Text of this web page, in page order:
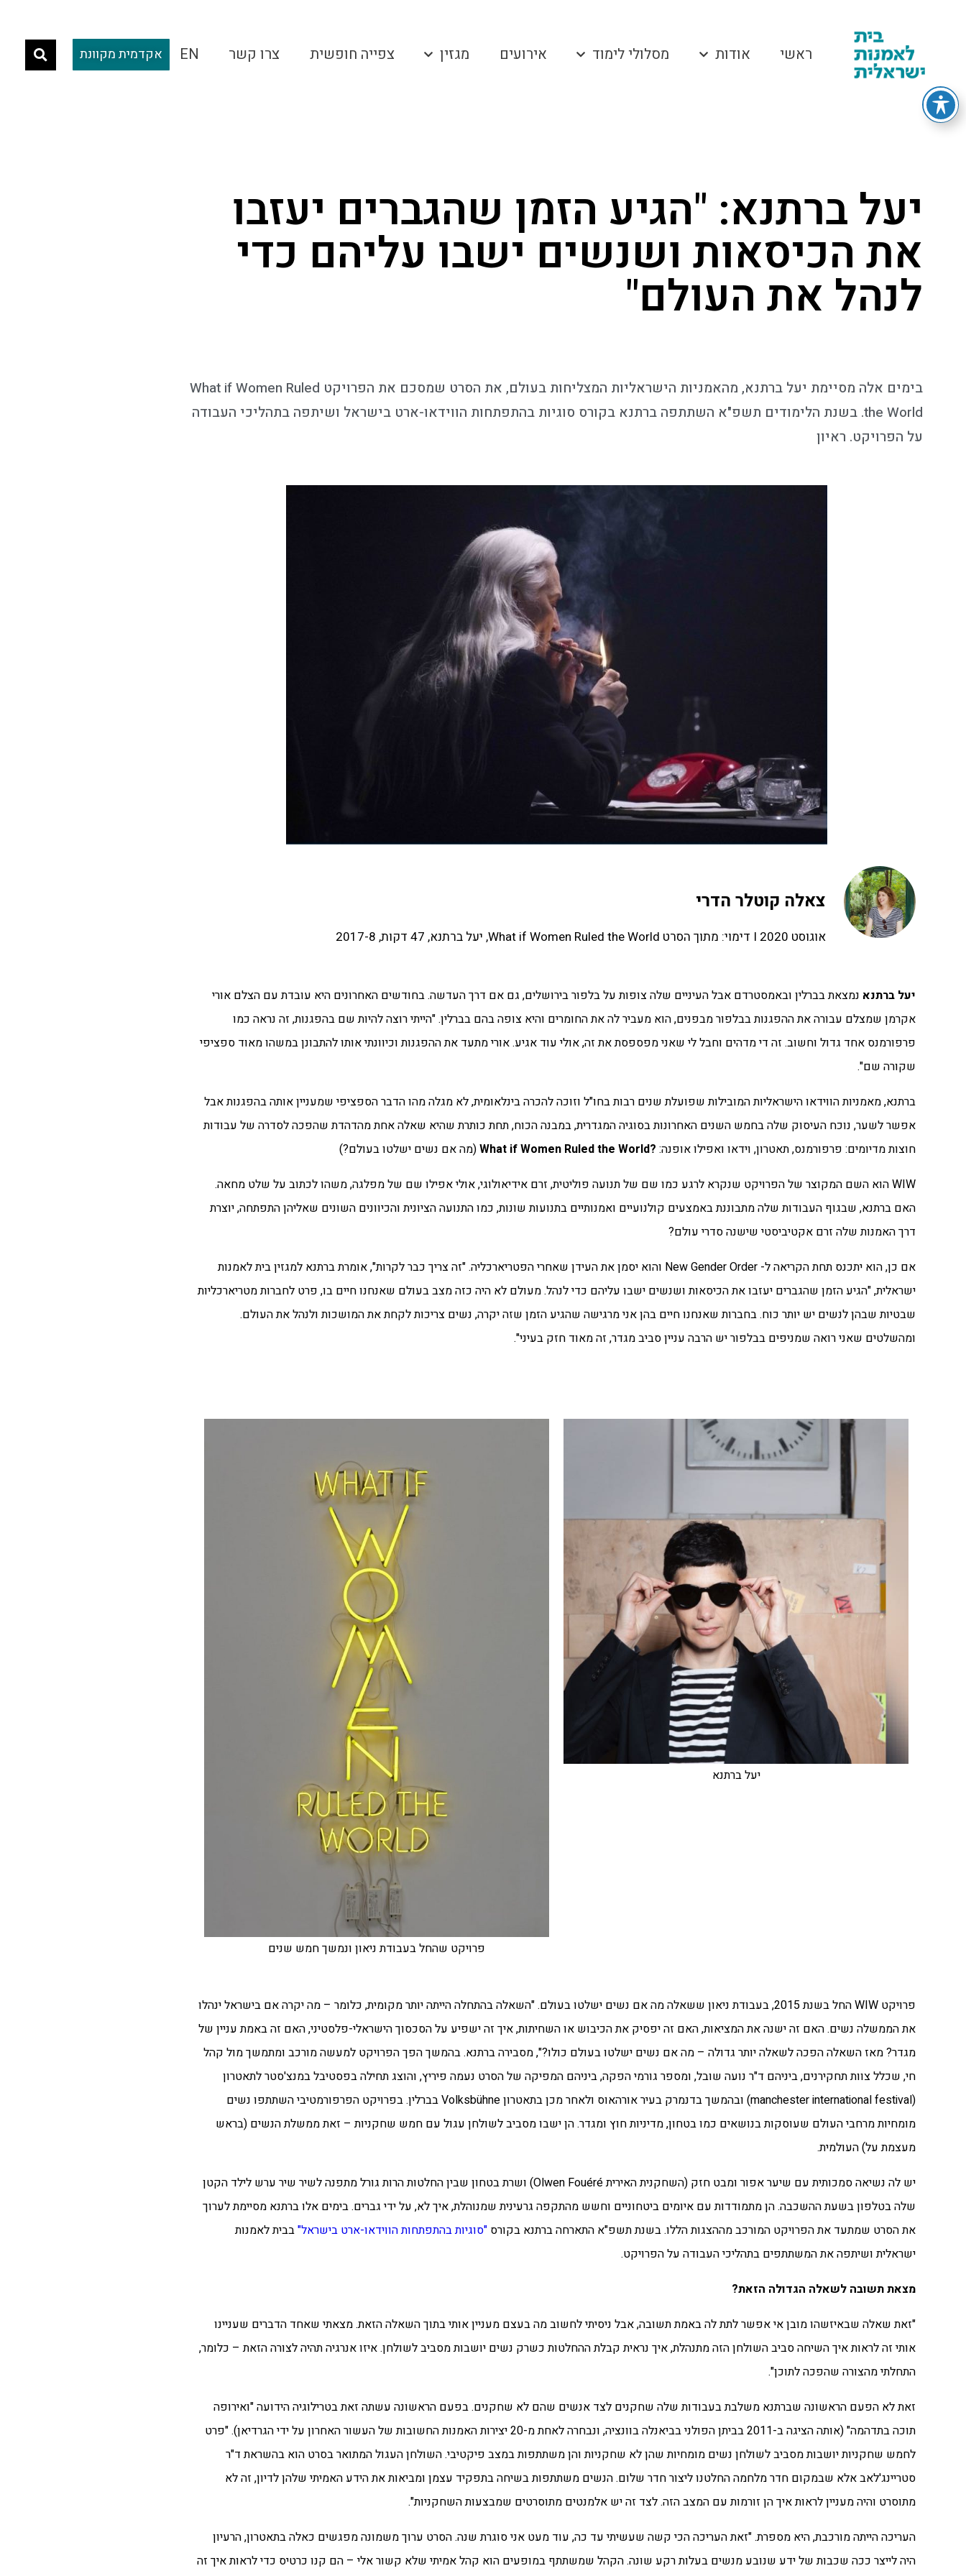
ראשי אודות מסלולי לימוד אירועים מגזין צפייה חופשית צרו קשר EN אקדמית מקוונת
יעל ברתנא: "הגיע הזמן שהגברים יעזבו
את הכיסאות ושנשים ישבו עליהם כדי
לנהל את העולם"
בימים אלה מסיימת יעל ברתנא, מהאמניות הישראליות המצליחות בעולם, את הסרט שמסכם את הפרויקט What if Women Ruled
the World. בשנת הלימודים תשפ"א השתתפה ברתנא בקורס סוגיות בהתפתחות הווידאו-ארט בישראל ושיתפה בתהליכי העבודה
על הפרויקט. ראיון
צאלה קוטלר הדרי
אוגוסט 2020 I דימוי: מתוך הסרט What if Women Ruled the World, יעל ברתנא, 47 דקות, 2017-8
יעל ברתנא נמצאת בברלין ובאמסטרדם אבל העיניים שלה צופות על בלפור בירושלים, גם אם דרך העדשה. בחודשים האחרונים היא עובדת עם הצלם אורי
אקרמן שמצלם עבורה את ההפגנות בבלפור מבפנים, הוא מעביר לה את החומרים והיא צופה בהם בברלין. "הייתי רוצה להיות שם בהפגנות, זה נראה כמו
פרפורמנס אחד גדול וחשוב. זה די מדהים וחבל לי שאני מפספסת את זה, אולי עוד אגיע. אורי מתעד את ההפגנות וכיוונתי אותו להתבונן במשהו מאוד ספציפי
שקורה שם".
ברתנא, מאמניות הווידאו הישראליות המובילות שפועלת שנים רבות בחו"ל וזוכה להכרה בינלאומית, לא מגלה מהו הדבר הספציפי שמעניין אותה בהפגנות אבל
אפשר לשער, נוכח העיסוק שלה בחמש השנים האחרונות בסוגיה המגדרית, במבנה הכוח, תחת כותרת שהיא שאלה אחת מהדהדת שהפכה לסדרה של עבודות
חוצות מדיומים: פרפורמנס, תאטרון, וידאו ואפילו אופנה: ?What if Women Ruled the World (מה אם נשים ישלטו בעולם?)
WIW הוא השם המקוצר של הפרויקט שנקרא לרגע כמו שם של תנועה פוליטית, זרם אידיאולוגי, אולי אפילו שם של מפלגה, משהו לכתוב על שלט מחאה.
האם ברתנא, שבגוף העבודות שלה מתבוננת באמצעים קולנועיים ואמנותיים בתנועות שונות, כמו התנועה הציונית והכיוונים השונים שאליהן התפתחה, יוצרת
דרך האמנות שלה זרם אקטיביסטי שישנה סדרי עולם?
אם כן, הוא יתכנס תחת הקריאה ל- New Gender Order והוא יסמן את העידן שאחרי הפטריארכליה. "זה צריך כבר לקרות", אומרת ברתנא למגזין בית לאמנות
ישראלית, "הגיע הזמן שהגברים יעזבו את הכיסאות ושנשים ישבו עליהם כדי לנהל. מעולם לא היה כזה מצב בעולם שאנחנו חיים בו, פרט לחברות מטריארכליות
שבטיות שבהן לנשים יש יותר כוח. בחברות שאנחנו חיים בהן אני מרגישה שהגיע הזמן שזה יקרה, נשים צריכות לקחת את המושכות ולנהל את העולם.
ומהשלטים שאני רואה שמניפים בבלפור יש הרבה עניין סביב מגדר, זה מאוד חזק בעיני".
יעל ברתנא
פרויקט שהחל בעבודת ניאון ונמשך חמש שנים
פרויקט WIW החל בשנת 2015, בעבודת ניאון ששאלה מה אם נשים ישלטו בעולם. "השאלה בהתחלה הייתה יותר מקומית, כלומר – מה יקרה אם בישראל ינהלו
את הממשלה נשים. האם זה ישנה את המציאות, האם זה יפסיק את הכיבוש או השחיתות, איך זה ישפיע על הסכסוך הישראלי-פלסטיני, האם זה באמת עניין של
מגדר? מאז השאלה הפכה לשאלה יותר גדולה – מה אם נשים ישלטו בעולם כולו?", מסבירה ברתנא. בהמשך הפך הפרויקט למעשה מורכב ומתמשך מול קהל
חי, שכלל צוות תחקירנים, ביניהם ד"ר נועה שובל, ומספר גורמי הפקה, ביניהם המפיקה של הסרט נעמה פיריץ, והוצג תחילה בפסטיבל במנצ'סטר לתאטרון
(manchester international festival) ובהמשך בדנמרק בעיר אורהאוס ולאחר מכן בתאטרון Volksbühne בברלין. בפרויקט הפרפורמטיבי השתתפו נשים
מומחיות מרחבי העולם שעוסקות בנושאים כמו בטחון, מדיניות חוץ ומגדר. הן ישבו מסביב לשולחן עגול עם חמש שחקניות – זאת ממשלת הנשים (בראש
מעצמת על) העולמית.
יש לה נשיאה סמכותית עם שיער אפור ומבט חזק (השחקנית האירית Olwen Fouéré) ושרת בטחון שבין החלטות הרות גורל מתפנה לשיר שיר ערש לילד הקטן
שלה בטלפון בשעת ההשכבה. הן מתמודדות עם איומים ביטחוניים וחשש מהתקפה גרעינית שמנוהלת, איך לא, על ידי גברים. בימים אלו ברתנא מסיימת לערוך
את הסרט שמתעד את הפרויקט המורכב מההצגות הללו. בשנת תשפ"א התארחה ברתנא בקורס "סוגיות בהתפתחות הווידאו-ארט בישראל"בבית לאמנות
ישראלית ושיתפה את המשתתפים בתהליכי העבודה על הפרויקט.
מצאת תשובה לשאלה הגדולה הזאת?
"זאת שאלה שבאיזשהו מובן אי אפשר לתת לה באמת תשובה, אבל ניסיתי לחשוב מה בעצם מעניין אותי בתוך השאלה הזאת. מצאתי שאחד הדברים שעניינו
אותי זה לראות איך השיחה סביב השולחן הזה מתנהלת, איך נראית קבלת ההחלטות כשרק נשים יושבות מסביב לשולחן. איזו אנרגיה תהיה לצורה הזאת – כלומר,
התחלתי מהצורה שהפכה לתוכן".
זאת לא הפעם הראשונה שברתנא משלבת בעבודות שלה שחקנים לצד אנשים שהם לא שחקנים. בפעם הראשונה עשתה זאת בטרילוגיה הידועה "ואירופה
תוכה בתדהמה" (אותה הציגה ב-2011 בביתן הפולני בביאנלה בוונציה, ונבחרה לאחת מ-20 יצירות האמנות החשובות של העשור האחרון על ידי הגרדיאן). "פרט
לחמש שחקניות יושבות מסביב לשולחן נשים מומחיות שהן לא שחקניות והן משתתפות במצב פיקטיבי. השולחן העגול המתואר בסרט הוא בהשראת ד"ר
סטריינג'לאב אלא שבמקום חדר מלחמה החלטנו ליצור חדר שלום. הנשים משתתפות בשיחה בתפקיד עצמן ומביאות את הידע האמיתי שלהן לדיון, זה לא
מתוסרט והיה מעניין לראות איך הן זורמות עם המצב הזה. לצד זה יש אלמנטים מתוסרטים שמבצעות השחקניות".
העריכה הייתה מורכבת, היא מספרת. "זאת העריכה הכי קשה שעשיתי עד כה, עוד מעט אני סוגרת שנה. הסרט ערוך משמונה מפגשים כאלה בתאטרון, הרעיון
היה לייצר ככה שכבות של ידע שנובע מנשים בעלות רקע שונה. הקהל שמשתתף במופעים הוא קהל אמיתי שלא קשור אלי – הם קנו כרטיס כדי לראות איך זה